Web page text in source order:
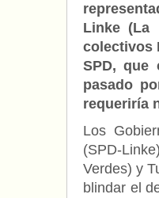
Linke (La
colectivos
SPD, que
pasado
requeriría
Los
(SPD-
Verdes) y
blindar el